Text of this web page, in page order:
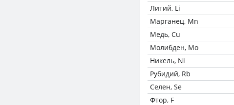
Литий, Li
Марганец, Mn
Медь, Cu
Молибден, Mo
Никель, Ni
Рубидий, Rb
Селен, Se
Фтор, F